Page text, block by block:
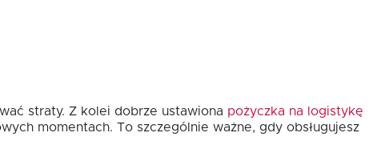
straty. Z kolei dobrze ustawiona pożyczka na logistykę
momentach. To szczególnie ważne, gdy obsługujesz